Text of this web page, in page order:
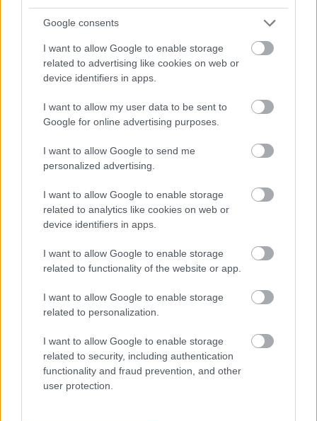
Google consents
I want to allow Google to enable storage
related to advertising like cookies on web or
device identifiers in apps.
I want to allow my user data to be sent to
Google for online advertising purposes.
I want to allow Google to send me
personalized advertising.
I want to allow Google to enable storage
related to analytics like cookies on web or
device identifiers in apps.
I want to allow Google to enable storage
related to functionality of the website or app.
I want to allow Google to enable storage
related to personalization.
I want to allow Google to enable storage
related to security, including authentication
functionality and fraud prevention, and other
user protection.
Paris Saint-Germainvs
Manchester United
Felkészülési szezon 4. mérkőzés
Nya Ullevi, Göteborg
2026-08-08 17:00
1 nap 8 óra 51 perc 51 másodperc
Manchester United 2026-08-12 20:30
AC MilanvsManchester United2026-08-15 18:00
ELŐZŐ MÉRKŐZÉSEK
Támogatás
Támogasd adományoddal
a ManUtdFanatics.hu működését!